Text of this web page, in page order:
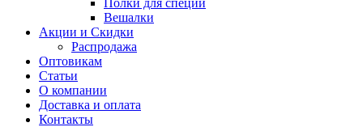
Полки для специй
Вешалки
Акции и Скидки
Распродажа
Оптовикам
Статьи
О компании
Доставка и оплата
Контакты